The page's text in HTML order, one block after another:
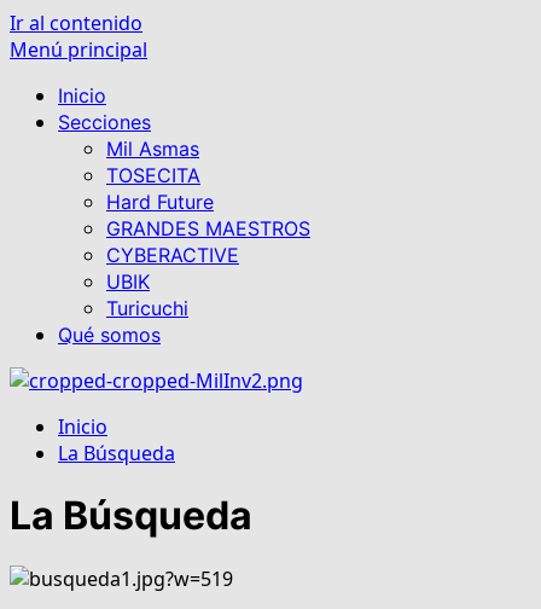
Ir al contenido
Menú principal
Inicio
Secciones
Mil Asmas
TOSECITA
Hard Future
GRANDES MAESTROS
CYBERACTIVE
UBIK
Turicuchi
Qué somos
Inicio
La Búsqueda
La Búsqueda